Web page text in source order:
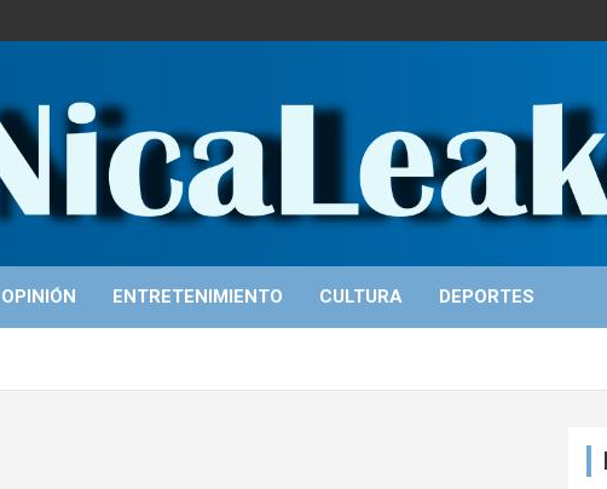
OPINIÓN ENTRETENIMIENTO CULTURA DEPORTES